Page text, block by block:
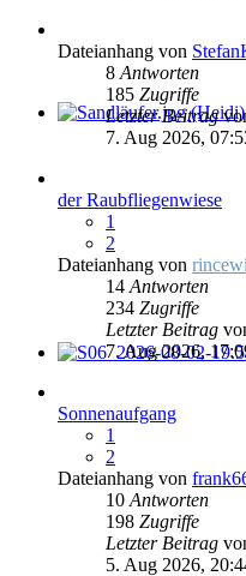
Dateianhang von
8 Antworten
185 Zugriffe
Letzter Beitrag
7. Aug 2026,
der Raubfliegenwiese
1
2
Dateianhang von
14 Antworten
234 Zugriffe
Letzter Beitrag
7. Aug 2026,
Sonnenaufgang
1
2
Dateianhang von
10 Antworten
198 Zugriffe
Letzter Beitrag
5. Aug 2026,